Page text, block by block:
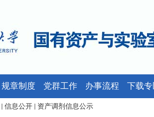
规章制度 党群工作 办事流程 下载
信息公开 资产调剂信息公示